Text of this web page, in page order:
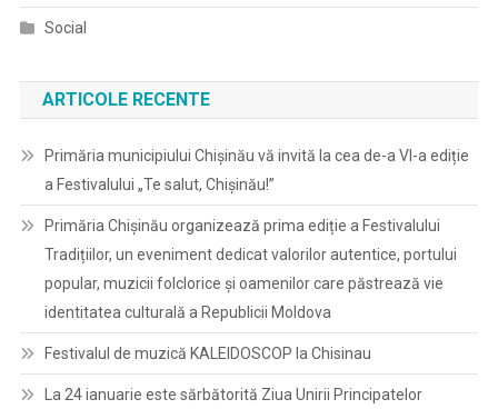
Social
ARTICOLE RECENTE
Primăria municipiului Chișinău vă invită la cea de-a VI-a ediție
a Festivalului „Te salut, Chișinău!”
Primăria Chișinău organizează prima ediție a Festivalului
Tradițiilor, un eveniment dedicat valorilor autentice, portului
popular, muzicii folclorice și oamenilor care păstrează vie
identitatea culturală a Republicii Moldova
Festivalul de muzică KALEIDOSCOP la Chisinau
La 24 ianuarie este sărbătorită Ziua Unirii Principatelor